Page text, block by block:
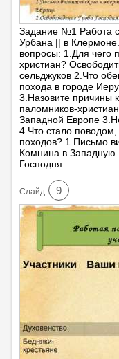
Задание №1 Работа
Урбана || в
вопросы: 1.Для чего
христиан?
сельджуков 2.Что
похода в городе
3.Назовите причины
паломников-
Западной Европе
4.Что стало
походов? 1.Письмо
Комнина в Западную
Господня.
Cлайд 9